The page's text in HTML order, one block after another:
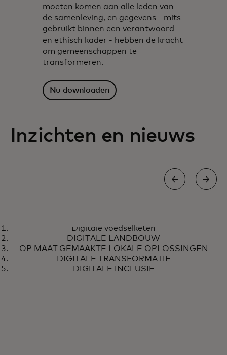
moeten komen aan alle leden van
de samenleving, en gegevens - mits
gebruikt binnen een verantwoord
en ethisch kader - hebben de kracht
om gemeenschappen te
transformeren.
Nu downloaden
Inzichten en nieuws
Afrikaanse boeren kunnen
onderhandelen over eerlijke
prijzen en veilige digitale
betalingen ontvangen
Meer informatie
Digitale voedselketen
DIGITALE LANDBOUW
OP MAAT GEMAAKTE LOKALE OPLOSSINGEN
DIGITALE TRANSFORMATIE
DIGITALE INCLUSIE